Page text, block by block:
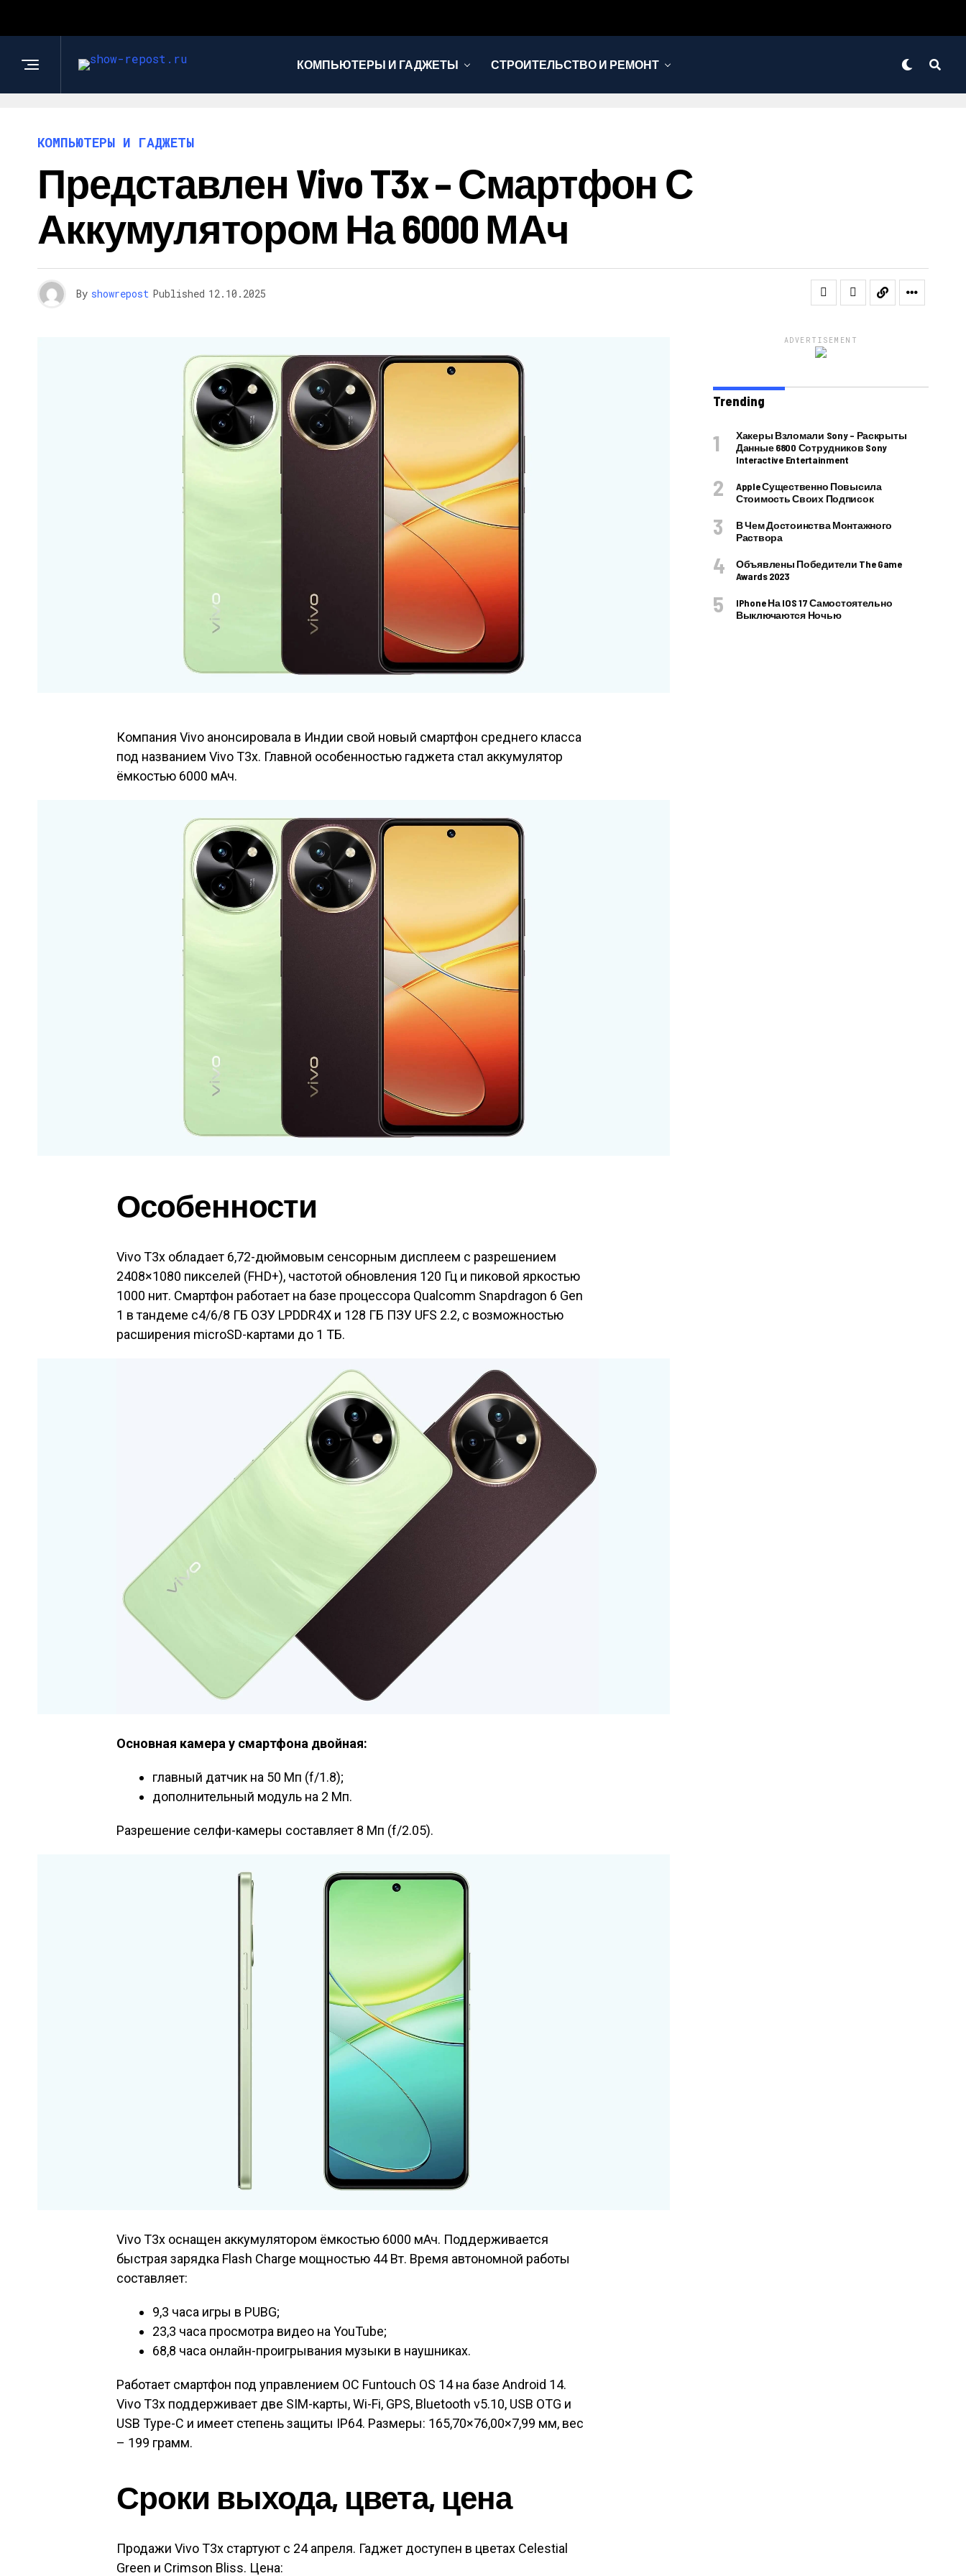
КОМПЬЮТЕРЫ И ГАДЖЕТЫ СТРОИТЕЛЬСТВО И РЕМОНТ
КОМПЬЮТЕРЫ И ГАДЖЕТЫ
Представлен Vivo T3x – Смартфон С
Аккумулятором На 6000 МАч
By showrepost Published 12.10.2025
Компания Vivo анонсировала в Индии свой новый смартфон среднего класса
под названием Vivo T3x. Главной особенностью гаджета стал аккумулятор
ёмкостью 6000 мАч.
Особенности
Vivo T3x обладает 6,72-дюймовым сенсорным дисплеем с разрешением
2408×1080 пикселей (FHD+), частотой обновления 120 Гц и пиковой яркостью
1000 нит. Смартфон работает на базе процессора Qualcomm Snapdragon 6 Gen
1 в тандеме с4/6/8 ГБ ОЗУ LPDDR4X и 128 ГБ ПЗУ UFS 2.2, с возможностью
расширения microSD-картами до 1 ТБ.
Основная камера у смартфона двойная:
главный датчик на 50 Мп (f/1.8);
дополнительный модуль на 2 Мп.
Разрешение селфи-камеры составляет 8 Мп (f/2.05).
Vivo T3x оснащен аккумулятором ёмкостью 6000 мАч. Поддерживается
быстрая зарядка Flash Charge мощностью 44 Вт. Время автономной работы
составляет:
9,3 часа игры в PUBG;
23,3 часа просмотра видео на YouTube;
68,8 часа онлайн-проигрывания музыки в наушниках.
Работает смартфон под управлением ОС Funtouch OS 14 на базе Android 14.
Vivo T3x поддерживает две SIM-карты, Wi-Fi, GPS, Bluetooth v5.10, USB OTG и
USB Type-C и имеет степень защиты IP64. Размеры: 165,70×76,00×7,99 мм, вес
– 199 грамм.
Сроки выхода, цвета, цена
Продажи Vivo T3x стартуют с 24 апреля. Гаджет доступен в цветах Celestial
Green и Crimson Bliss. Цена:
ADVERTISEMENT
Trending
Хакеры Взломали Sony – Раскрыты
Данные 6800 Сотрудников Sony
Interactive Entertainment
Apple Существенно Повысила
Стоимость Своих Подписок
В Чем Достоинства Монтажного
Раствора
Объявлены Победители The Game
Awards 2023
IPhone На IOS 17 Самостоятельно
Выключаются Ночью